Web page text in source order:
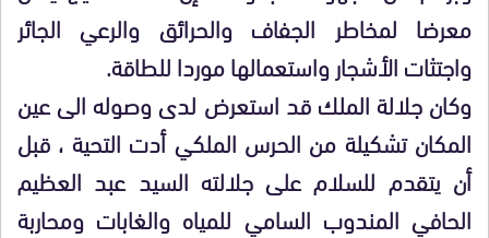
معرضا لمخاطر الجفاف والحرائق والرعي الجائر
واجتثات الأشجار واستعمالها موردا للطاقة.
وكان جلالة الملك قد استعرض لدى وصوله الى عين
المكان تشكيلة من الحرس الملكي أدت التحية ، قبل
أن يتقدم للسلام على جلالته السيد عبد العظيم
الحافي المندوب السامي للمياه والغابات ومحاربة